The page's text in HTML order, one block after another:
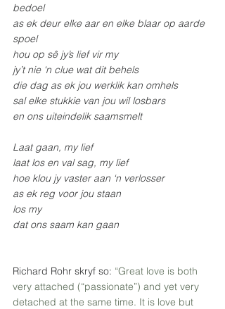
bedoel
as ek deur elke aar en elke blaar op aarde
spoel
hou op sê jy’s lief vir my
jy’t nie ‘n clue wat dit behels
die dag as ek jou werklik kan omhels
sal elke stukkie van jou wil losbars
en ons uiteindelik saamsmelt
Laat gaan, my lief
laat los en val sag, my lief
hoe klou jy vaster aan ‘n verlosser
as ek reg voor jou staan
los my
dat ons saam kan gaan
Richard Rohr skryf so: “Great love is both
very attached (“passionate”) and yet very
detached at the same time. It is love but